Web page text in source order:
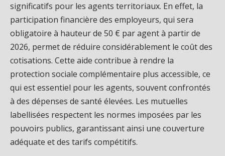
significatifs pour les agents territoriaux. En effet, la
participation financière des employeurs, qui sera
obligatoire à hauteur de 50 € par agent à partir de
2026, permet de réduire considérablement le coût des
cotisations. Cette aide contribue à rendre la
protection sociale complémentaire plus accessible, ce
qui est essentiel pour les agents, souvent confrontés
à des dépenses de santé élevées. Les mutuelles
labellisées respectent les normes imposées par les
pouvoirs publics, garantissant ainsi une couverture
adéquate et des tarifs compétitifs.